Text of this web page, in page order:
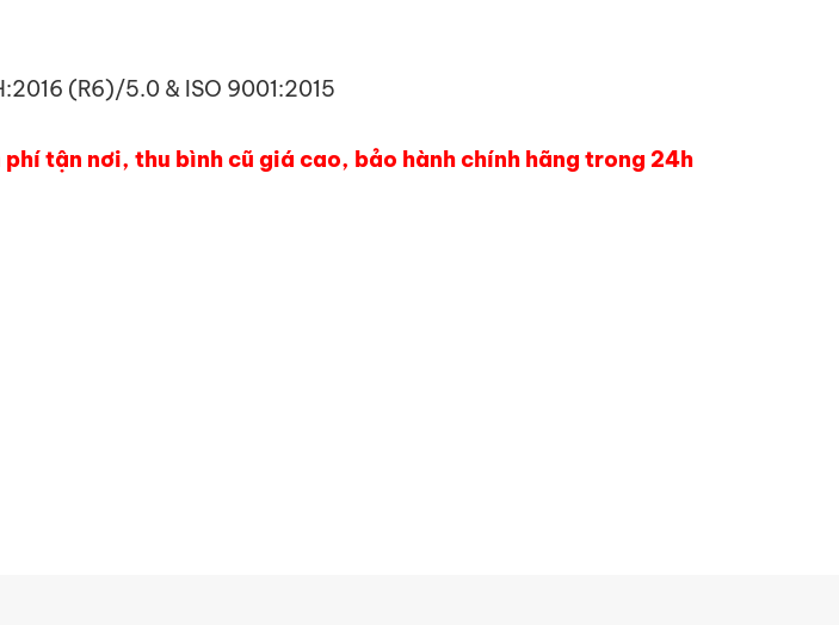
(R6)/5.0 & ISO 9001:2015
tận nơi, thu bình cũ giá cao, bảo hành chính hãng trong 24h